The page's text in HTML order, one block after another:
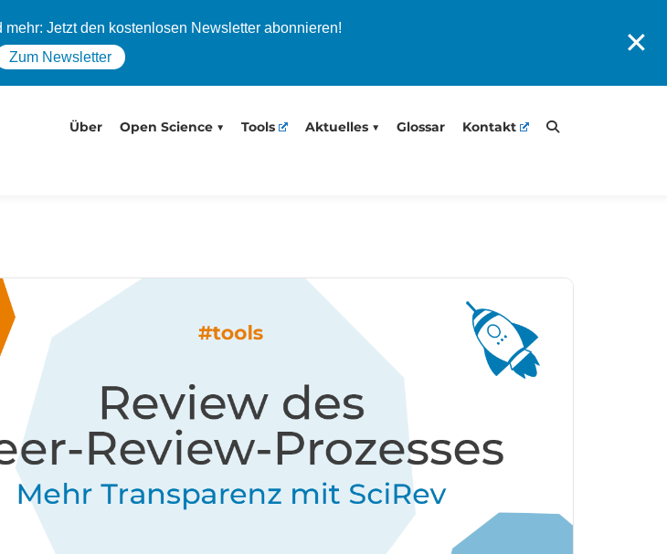
Jetzt den kostenlosen Newsletter abonnieren!
Zum Newsletter
✕
Über Open Science Tools Aktuelles Glossar Kontakt